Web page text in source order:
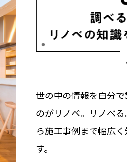
世の中の情報を自分
のがリノベ。リノベ
ら施工事例まで幅広
す。